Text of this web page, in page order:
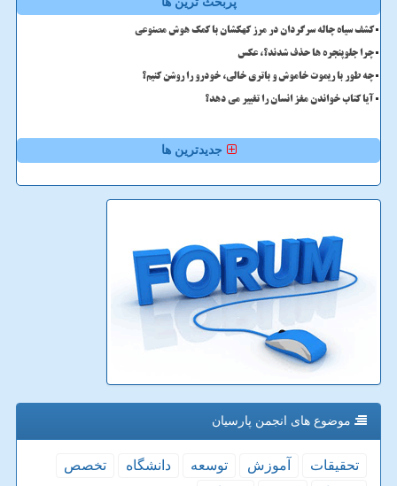
کشف سیاه چاله سرگردان در مرز کهکشان با کمک هوش مصنوعی
چرا جلوپنجره ها حذف شدند؟، عکس
چه طور با ریموت خاموش و باتری خالی، خودرو را روشن کنیم؟
آیا کتاب خواندن مغز انسان را تغییر می دهد؟
جدیدترین ها
موضوع های انجمن پارسیان
تحقیقات آموزش توسعه دانشگاه
تخصص